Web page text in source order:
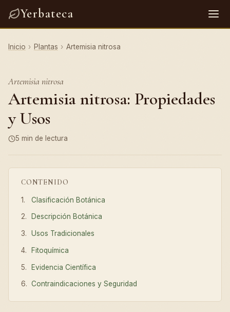
Yerbateca
Inicio › Plantas › Artemisia nitrosa
Artemisia nitrosa
Artemisia nitrosa: Propiedades
y Usos
5 min de lectura
CONTENIDO
Clasificación Botánica
Descripción Botánica
Usos Tradicionales
Fitoquímica
Evidencia Científica
Contraindicaciones y Seguridad